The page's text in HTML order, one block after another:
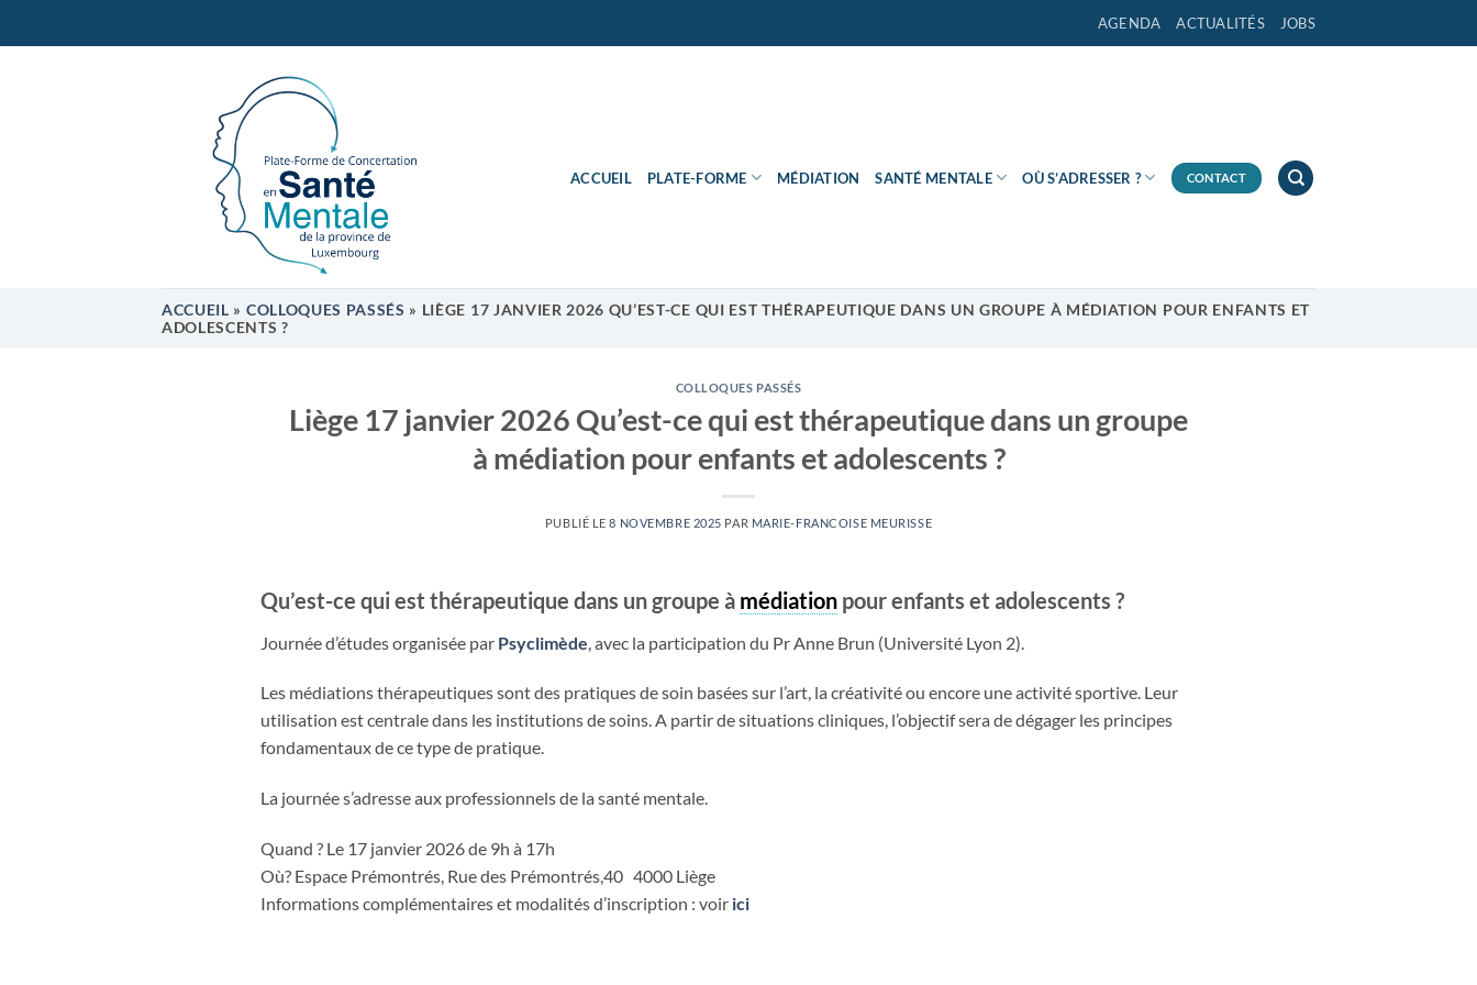
AGENDA ACTUALITÉS JOBS
ACCUEIL PLATE-FORME MÉDIATION SANTÉ MENTALE OÙ S’ADRESSER ? CONTACT
ACCUEIL » COLLOQUES PASSÉS » LIÈGE 17 JANVIER 2026 QU’EST-CE QUI EST THÉRAPEUTIQUE DANS UN GROUPE À MÉDIATION POUR ENFANTS ET
ADOLESCENTS ?
COLLOQUES PASSÉS
Liège 17 janvier 2026 Qu’est-ce qui est thérapeutique dans un groupe
à médiation pour enfants et adolescents ?
PUBLIÉ LE8 NOVEMBRE 2025 PAR MARIE-FRANCOISE MEURISSE
Qu’est-ce qui est thérapeutique dans un groupe à médiation pour enfants et adolescents ?
Journée d’études organisée par Psyclimède , avec la participation du Pr Anne Brun (Université Lyon 2).
Les médiations thérapeutiques sont des pratiques de soin basées sur l’art, la créativité ou encore une activité sportive. Leur
utilisation est centrale dans les institutions de soins. A partir de situations cliniques, l’objectif sera de dégager les principes
fondamentaux de ce type de pratique.
La journée s’adresse aux professionnels de la santé mentale.
Quand ? Le 17 janvier 2026 de 9h à 17h
Où? Espace Prémontrés, Rue des Prémontrés,40 4000 Liège
Informations complémentaires et modalités d’inscription : voir ici